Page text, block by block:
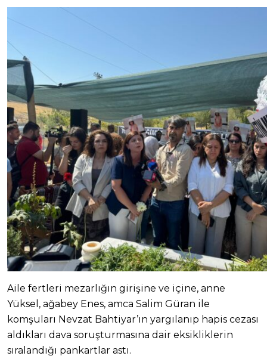
Aile fertleri mezarlığın girişine ve içine, anne
Yüksel, ağabey Enes, amca Salim Güran ile
komşuları Nevzat Bahtiyar’ın yargılanıp hapis cezası
aldıkları dava soruşturmasına dair eksikliklerin
sıralandığı pankartlar astı.